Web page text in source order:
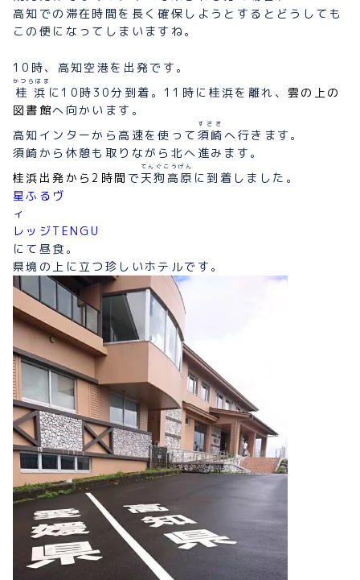
高知での滞在時間を長く確保しようとするとどうしても
この便になってしまいますね。
10時、高知空港を出発です。
桂浜
かつらはま
に10時30分到着。11時に桂浜を離れ、 雲の上の
図書館へ向かいます。
高知インターから高速を使って 須崎
すさき
へ行きます。
須崎から休憩も取りながら北へ進みます。
桂浜出発から2時間 で天狗高原
てんぐこうげん
に到着しました。
星ふるヴ
ィ
レッジTENGU
にて昼食。
県境の上に立つ珍しいホテルです。